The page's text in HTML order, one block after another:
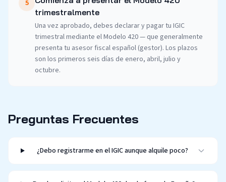
5
trimestralmente
Una vez aprobado, debes declarar y pagar tu IGIC
trimestral mediante el Modelo 420 — que generalmente
presenta tu asesor fiscal español (gestor). Los plazos
son los primeros seis días de enero, abril, julio y
octubre.
Preguntas Frecuentes
¿Debo registrarme en el IGIC aunque alquile poco?